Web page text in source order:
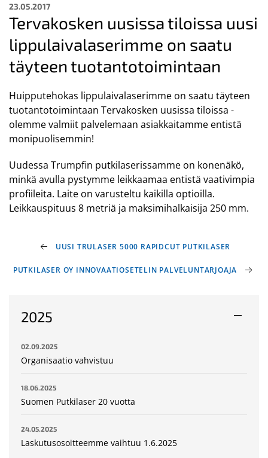
23.05.2017
Tervakosken uusissa tiloissa uusi
lippulaivalaserimme on saatu
täyteen tuotantotoimintaan
Huipputehokas lippulaivalaserimme on saatu täyteen
tuotantotoimintaan Tervakosken uusissa tiloissa -
olemme valmiit palvelemaan asiakkaitamme entistä
monipuolisemmin!
Uudessa Trumpfin putkilaserissamme on konenäkö,
minkä avulla pystymme leikkaamaa entistä vaativimpia
profiileita. Laite on varusteltu kaikilla optioilla.
Leikkauspituus 8 metriä ja maksimihalkaisija 250 mm.
UUSI TRULASER 5000 RAPIDCUT PUTKILASER
PUTKILASER OY INNOVAATIOSETELIN PALVELUNTARJOAJA
2025
02.09.2025
Organisaatio vahvistuu
18.06.2025
Suomen Putkilaser 20 vuotta
24.05.2025
Laskutusosoitteemme vaihtuu 1.6.2025